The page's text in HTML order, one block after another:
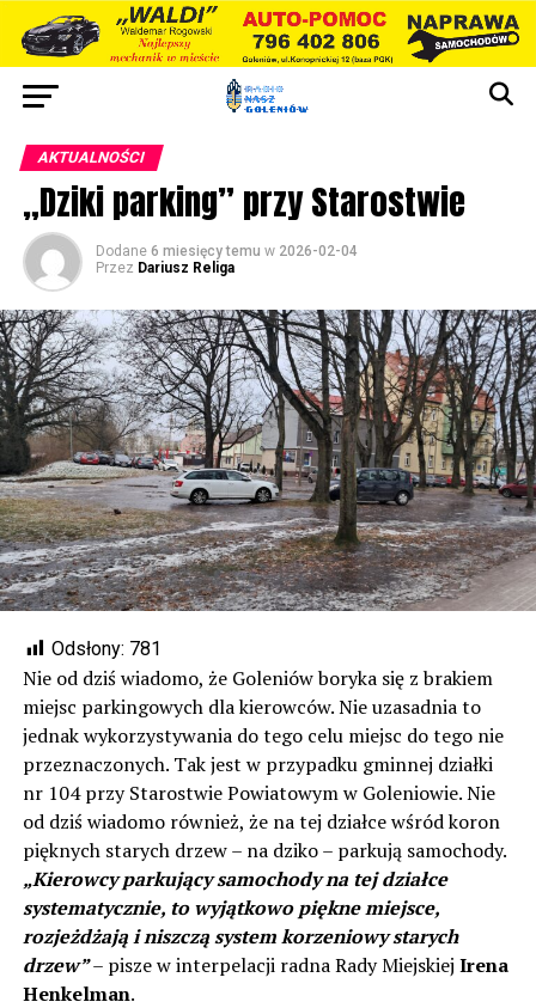
AKTUALNOŚCI
„Dziki parking” przy Starostwie
Dodane 6 miesięcy temu w 2026-02-04
Przez Dariusz Religa
Odsłony: 781
Nie od dziś wiadomo, że Goleniów boryka się z brakiem
miejsc parkingowych dla kierowców. Nie uzasadnia to
jednak wykorzystywania do tego celu miejsc do tego nie
przeznaczonych. Tak jest w przypadku gminnej działki
nr 104 przy Starostwie Powiatowym w Goleniowie. Nie
od dziś wiadomo również, że na tej działce wśród koron
pięknych starych drzew – na dziko – parkują samochody.
„Kierowcy parkujący samochody na tej działce
systematycznie, to wyjątkowo piękne miejsce,
rozjeżdżają i niszczą system korzeniowy starych
drzew”– pisze w interpelacji radna Rady Miejskiej Irena
Henkelman.